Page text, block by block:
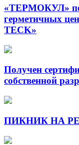
«ТЕРМОКУЛ»
герметичных
TECK»
Получен
собственной
ПИКНИК НА